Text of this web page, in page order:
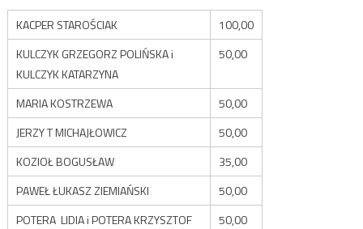
KACPER STAROŚCIAK
100,00
KULCZYK GRZEGORZ POLIŃSKA i
KULCZYK KATARZYNA
50,00
MARIA KOSTRZEWA
50,00
JERZY T MICHAJŁOWICZ
50,00
KOZIOŁ BOGUSŁAW
35,00
PAWEŁ ŁUKASZ ZIEMIAŃSKI
50,00
POTERA LIDIA i POTERA KRZYSZTOF
50,00